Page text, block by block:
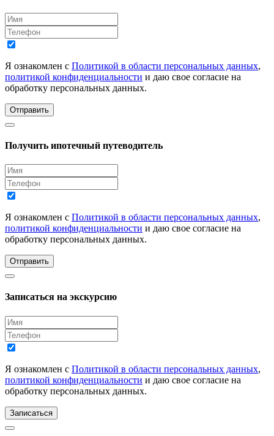
Я ознакомлен с Политикой в области персональных данных,
политикой конфиденциальности и даю свое согласие на
обработку персональных данных.
Отправить
Получить ипотечный путеводитель
Я ознакомлен с Политикой в области персональных данных,
политикой конфиденциальности и даю свое согласие на
обработку персональных данных.
Отправить
Записаться на экскурсию
Я ознакомлен с Политикой в области персональных данных,
политикой конфиденциальности и даю свое согласие на
обработку персональных данных.
Записаться